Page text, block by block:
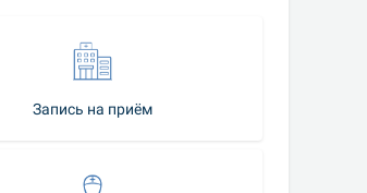
Запись на приём